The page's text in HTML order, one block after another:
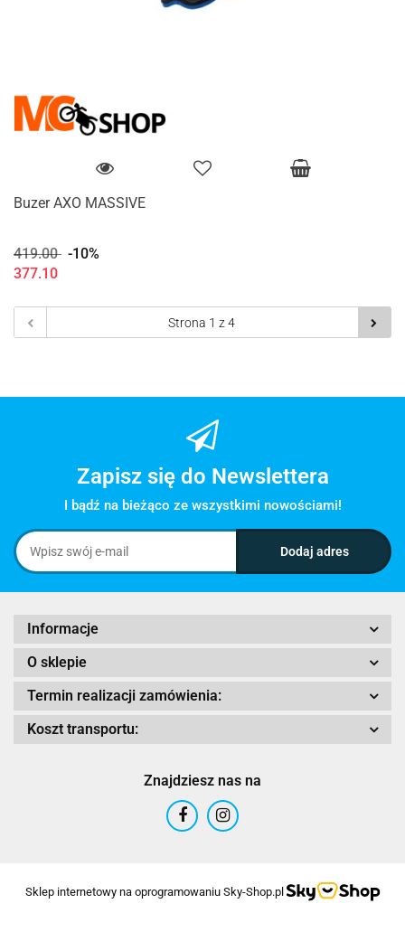
Buzer AXO MASSIVE
419.00 -10%
377.10
Zapisz się do Newslettera
I bądź na bieżąco ze wszystkimi nowościami!
Informacje
O sklepie
Termin realizacji zamówienia:
Koszt transportu:
Znajdziesz nas na
Sklep internetowy na oprogramowaniu Sky-Shop.pl